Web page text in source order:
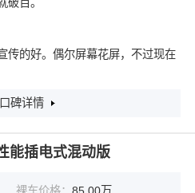
传的好。偶尔屏幕花屏，不过现在
碑详情
能插电式混动版
裸车价格： 85.00万